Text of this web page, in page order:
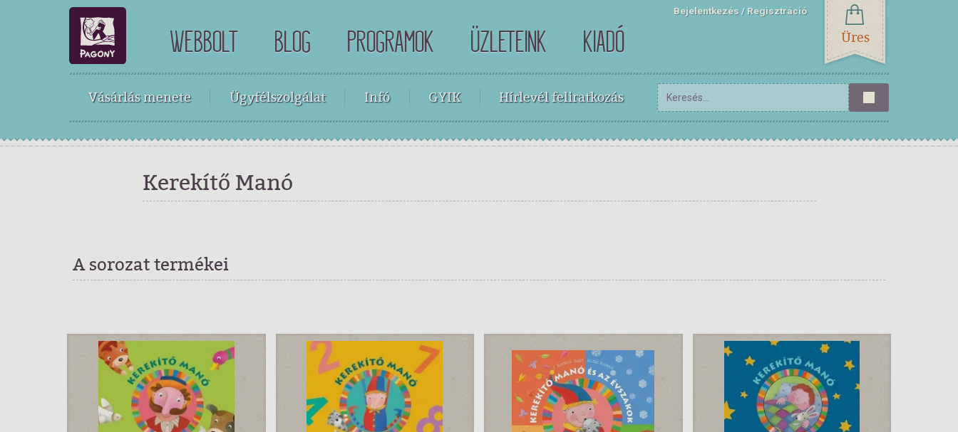
WEBBOLT BLOG PROGRAMOK ÜZLETEINK KIADÓ
Bejelentkezés Regisztráció
Üres
Vásárlás menete Ügyfélszolgálat Infó GYIK Hírlevél feliratkozás
Kerekítő Manó
A sorozat termékei